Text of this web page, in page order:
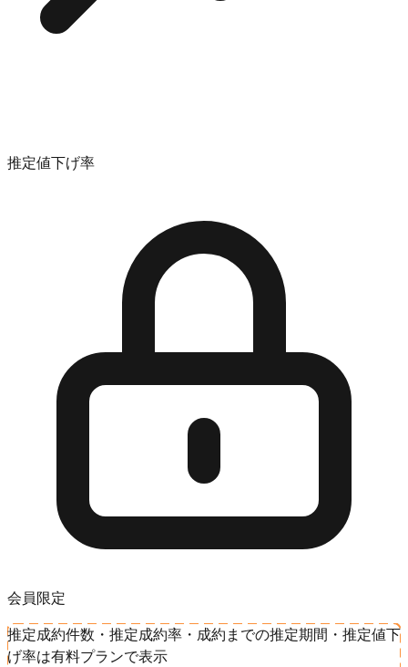
推定値下げ率
会員限定
推定成約件数・推定成約率・成約までの推定期間・推定値下
げ率は有料プランで表示